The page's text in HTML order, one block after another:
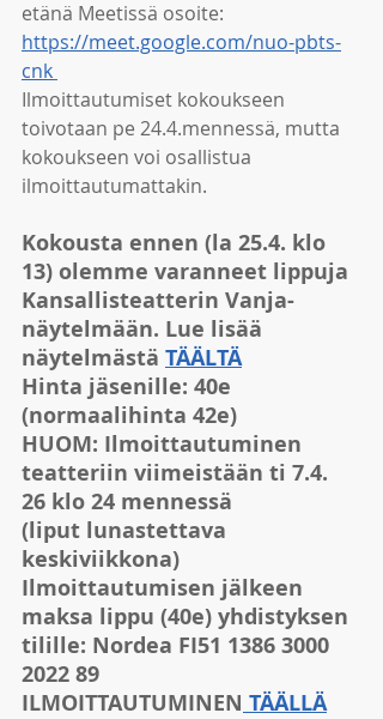
etänä Meetissä osoite:
https://meet.google.com/nuo-pbts-
cnk
Ilmoittautumiset kokoukseen
toivotaan pe 24.4.mennessä, mutta
kokoukseen voi osallistua
ilmoittautumattakin.
Kokousta ennen (la 25.4. klo
13) olemme varanneet lippuja
Kansallisteatterin Vanja-
näytelmään. Lue lisää
näytelmästä TÄÄLTÄ
Hinta jäsenille: 40e
(normaalihinta 42e)
HUOM: Ilmoittautuminen
teatteriin viimeistään ti 7.4.
26 klo 24 mennessä
(liput lunastettava
keskiviikkona)
Ilmoittautumisen jälkeen
maksa lippu (40e) yhdistyksen
tilille: Nordea FI51 1386 3000
2022 89
ILMOITTAUTUMINEN TÄÄLLÄ